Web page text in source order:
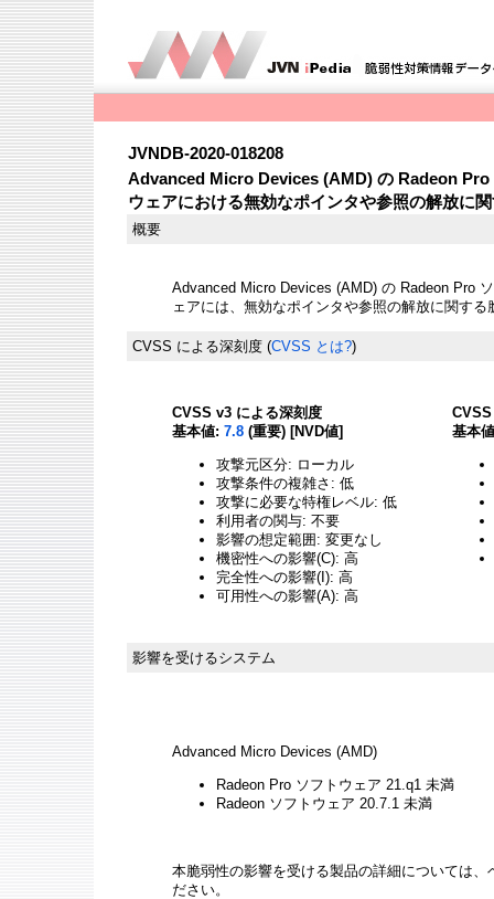
JVNDB-2020-018208
Advanced Micro Devices (AMD) の Radeon Pro
ウェアにおける無効なポインタや参照の解放に
概要
Advanced Micro Devices (AMD) の Radeon Pro
ェアには、無効なポインタや参照の解放に関す
CVSS による深刻度 (CVSS とは?)
CVSS v3 による深刻度
基本値: 7.8 (重要) [NVD値]
攻撃元区分: ローカル
攻撃条件の複雑さ: 低
攻撃に必要な特権レベル: 低
利用者の関与: 不要
影響の想定範囲: 変更なし
機密性への影響(C): 高
完全性への影響(I): 高
可用性への影響(A): 高
基本
影響を受けるシステム
Advanced Micro Devices (AMD)
Radeon Pro ソフトウェア 21.q1 未満
Radeon ソフトウェア 20.7.1 未満
本脆弱性の影響を受ける製品の詳細については
ださい。